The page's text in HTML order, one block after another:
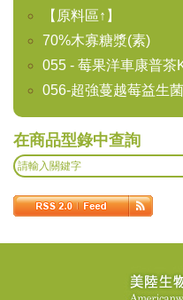
【原料區↑】
70%木寡糖漿(素)
055 - 莓果洋車康普茶
056-超強蔓越莓益生
在商品型錄中查詢